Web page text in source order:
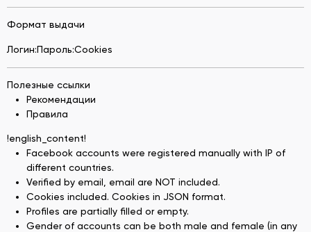
Формат выдачи
Логин:Пароль:Cookies
Полезные ссылки
Рекомендации
Правила
!english_content!
Facebook accounts were registered manually with IP of
different countries.
Verified by email, email are NOT included.
Cookies included. Cookies in JSON format.
Profiles are partially filled or empty.
Gender of accounts can be both male and female (in any